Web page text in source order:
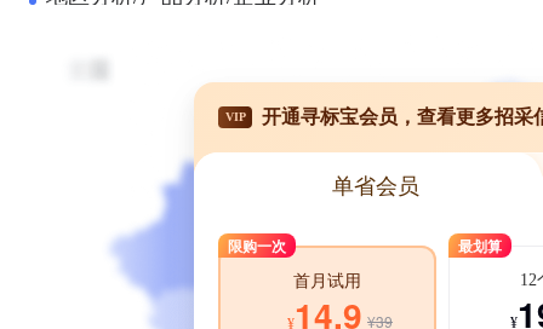
VIP 开通寻标宝会员，查看更多招采
单省会员
限购一次
首月试用
¥14.9 ¥39
最划算
12
¥